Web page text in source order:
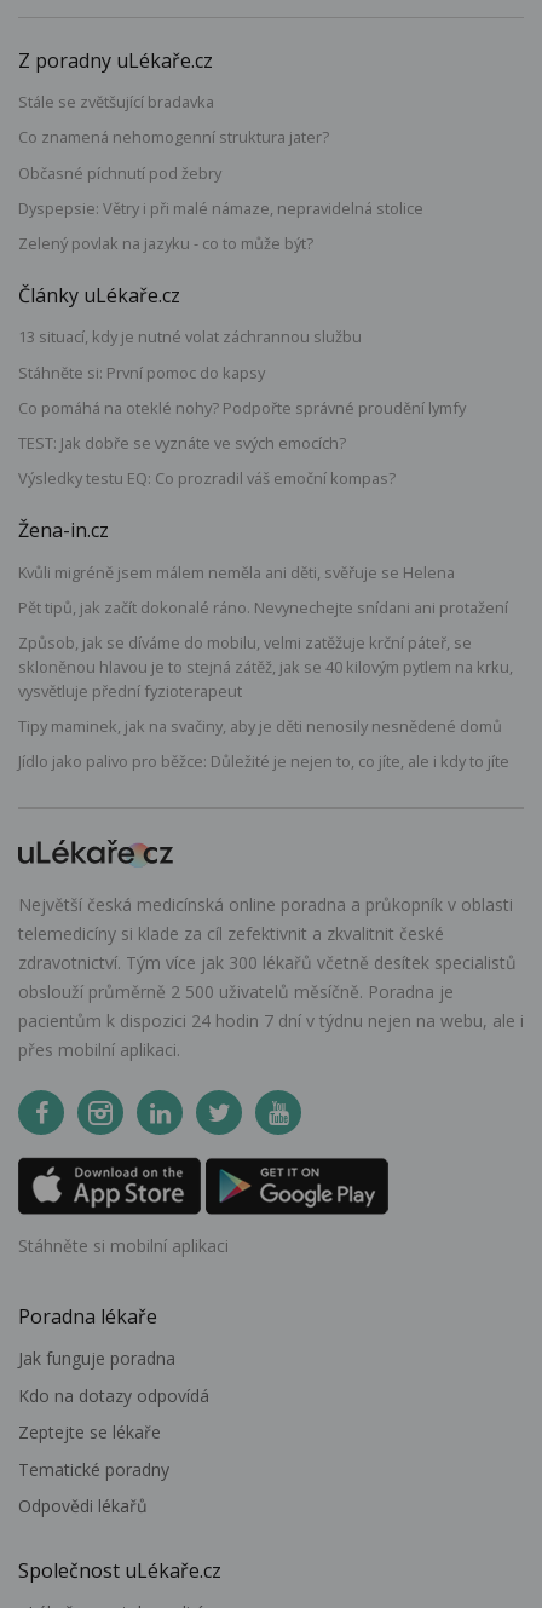
Z poradny uLékaře.cz
Stále se zvětšující bradavka
Co znamená nehomogenní struktura jater?
Občasné píchnutí pod žebry
Dyspepsie: Větry i při malé námaze, nepravidelná stolice
Zelený povlak na jazyku - co to může být?
Články uLékaře.cz
13 situací, kdy je nutné volat záchrannou službu
Stáhněte si: První pomoc do kapsy
Co pomáhá na oteklé nohy? Podpořte správné proudění lymfy
TEST: Jak dobře se vyznáte ve svých emocích?
Výsledky testu EQ: Co prozradil váš emoční kompas?
Žena-in.cz
Kvůli migréně jsem málem neměla ani děti, svěřuje se Helena
Pět tipů, jak začít dokonalé ráno. Nevynechejte snídani ani protažení
Způsob, jak se díváme do mobilu, velmi zatěžuje krční páteř, se
skloněnou hlavou je to stejná zátěž, jak se 40 kilovým pytlem na krku,
vysvětluje přední fyzioterapeut
Tipy maminek, jak na svačiny, aby je děti nenosily nesnědené domů
Jídlo jako palivo pro běžce: Důležité je nejen to, co jíte, ale i kdy to jíte
Největší česká medicínská online poradna a průkopník v oblasti
telemedicíny si klade za cíl zefektivnit a zkvalitnit české
zdravotnictví. Tým více jak 300 lékařů včetně desítek specialistů
obslouží průměrně 2 500 uživatelů měsíčně. Poradna je
pacientům k dispozici 24 hodin 7 dní v týdnu nejen na webu, ale i
přes mobilní aplikaci.
Stáhněte si mobilní aplikaci
Poradna lékaře
Jak funguje poradna
Kdo na dotazy odpovídá
Zeptejte se lékaře
Tematické poradny
Odpovědi lékařů
Společnost uLékaře.cz